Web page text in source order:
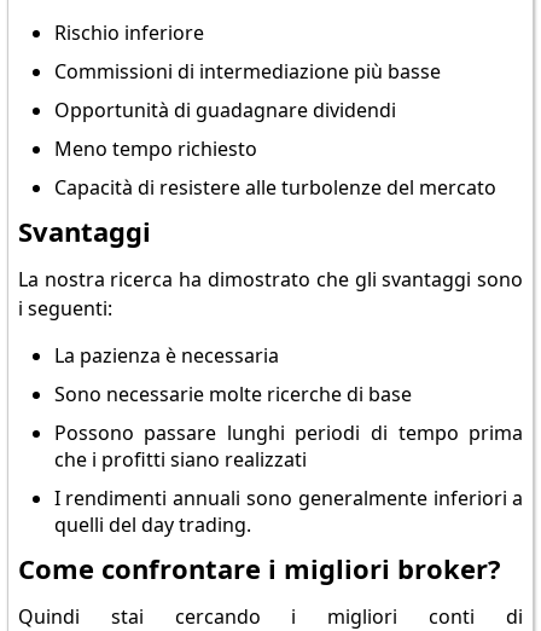
Rischio inferiore
Commissioni di intermediazione più basse
Opportunità di guadagnare dividendi
Meno tempo richiesto
Capacità di resistere alle turbolenze del mercato
Svantaggi
La nostra ricerca ha dimostrato che gli svantaggi sono
i seguenti:
La pazienza è necessaria
Sono necessarie molte ricerche di base
Possono passare lunghi periodi di tempo prima
che i profitti siano realizzati
I rendimenti annuali sono generalmente inferiori a
quelli del day trading.
Come confrontare i migliori broker?
Quindi stai cercando i migliori conti di